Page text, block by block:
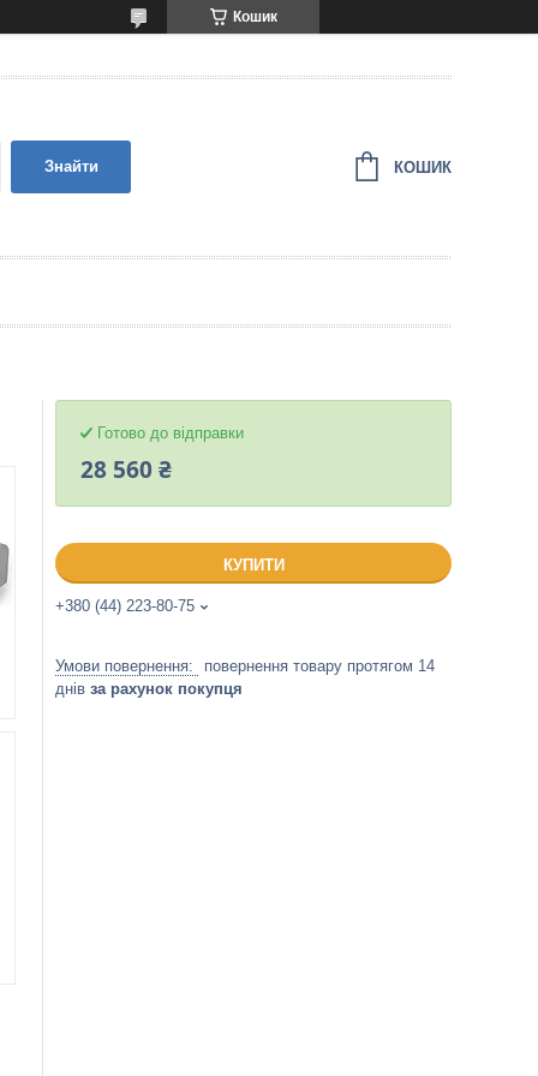
Кошик
Знайти КОШИК
Готово до відправки
28 560 ₴
КУПИТИ
+380 (44) 223-80-75
повернення товару протягом 14
днів за рахунок покупця